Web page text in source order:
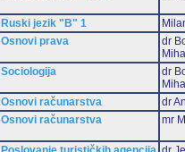
Ruski jezik "B" 1
Osnovi prava
dr
Sociologija
dr
Osnovi računarstva
dr
Osnovi računarstva mr